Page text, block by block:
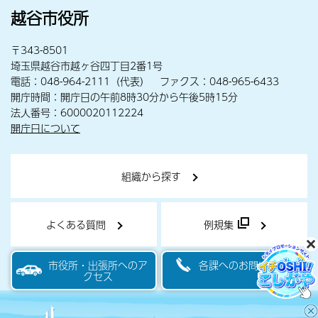
越谷市役所
〒343-8501
埼玉県越谷市越ヶ谷四丁目2番1号
電話：048-964-2111（代表） ファクス：048-965-6433
開庁時間：開庁日の午前8時30分から午後5時15分
法人番号：6000020112224
開庁日について
組織から探す
よくある質問 例規集
市役所・出張所へのア
クセス
各課へのお問い合わせ